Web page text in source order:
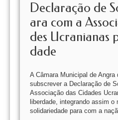
Declaração de
ara com a
des Ucranianas
dade
A Câmara Municipal de
subscrever a Declaração de
Associação das Cidades
liberdade, integrando assim
solidariedade para com a